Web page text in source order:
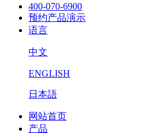
400-070-6900
预约产品演示
语言
中文
ENGLISH
日本語
网站首页
产品